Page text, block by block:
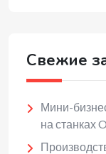
Свежие
Мини-
на станках